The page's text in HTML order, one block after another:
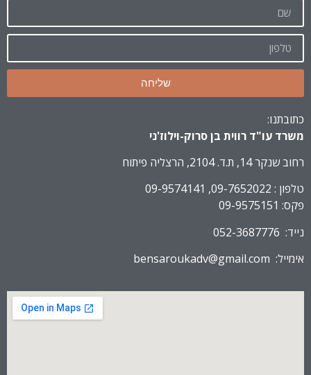
שליחה
כתובתנו:
משרד עו"ד רווית בן סרוק-וילוז'ני
רחוב שנקר 14, ת.ד. 2104, הרצליה פיתוח
טלפון : 09-7652022, 09-9574141
פקס: 09-9575151
נייד: 052-3687776
אימייל: bensaroukadv@gmail.com